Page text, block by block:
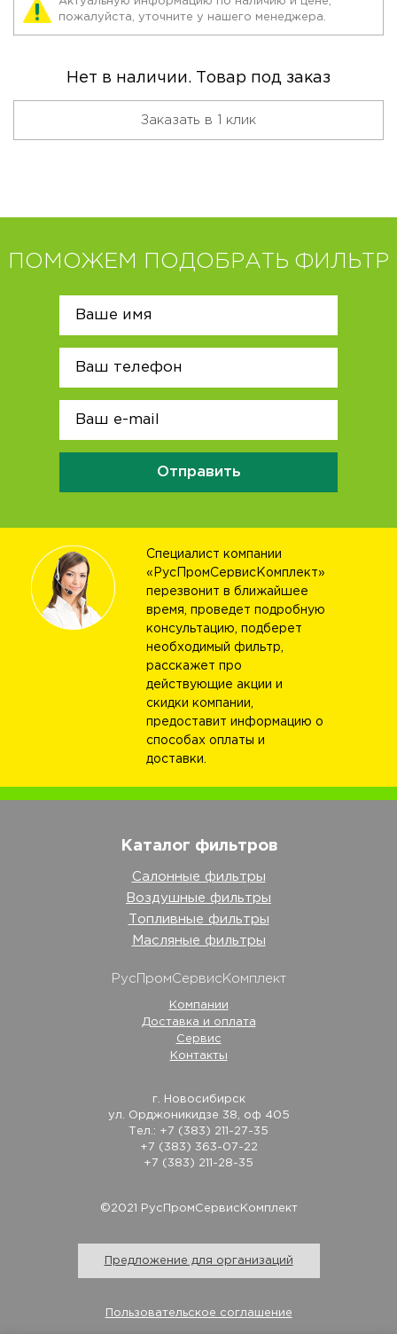
пожалуйста, уточните у нашего менеджера.
Нет в наличии. Товар под заказ
Заказать в 1 клик
ПОМОЖЕМ ПОДОБРАТЬ ФИЛЬТР
Отправить
Специалист компании
«РусПромСервисКомплект»
перезвонит в ближайшее
время, проведет подробную
консультацию, подберет
необходимый фильтр,
расскажет про
действующие акции и
скидки компании,
предоставит информацию о
способах оплаты и
доставки.
©2021 РусПромСервисКомплект
Предложение для организаций
Пользовательское соглашение
Каталог фильтров
Салонные фильтры
Воздушные фильтры
Топливные фильтры
Масляные фильтры
РусПромСервисКомплект
Компании
Доставка и оплата
Сервис
Контакты
г. Новосибирск
ул. Орджоникидзе 38, оф 405
Тел.: +7 (383) 211-27-35
+7 (383) 363-07-22
+7 (383) 211-28-35